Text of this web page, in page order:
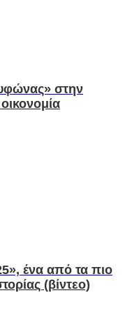
στην
ένα από τα πιο
(βίντεο)